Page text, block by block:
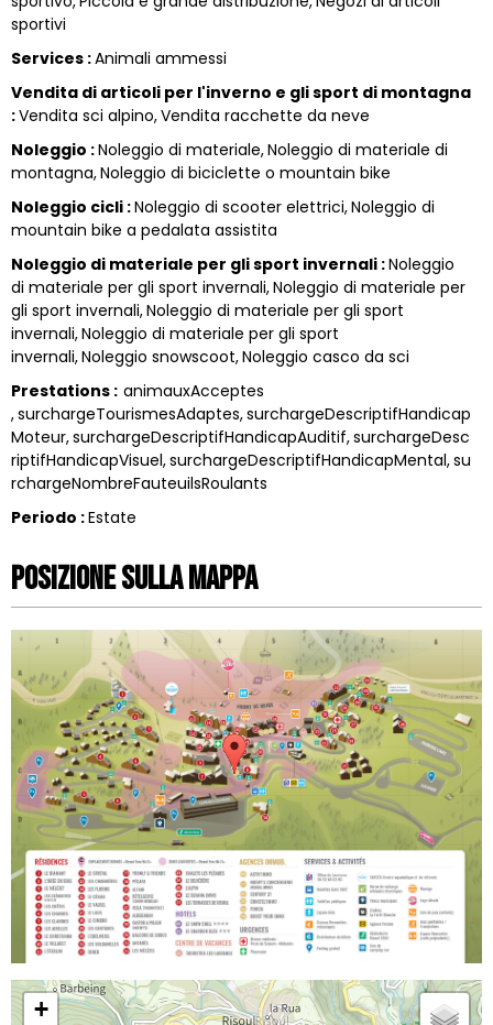
sportivi
Services :Animali ammessi
Vendita di articoli per l'inverno e gli sport di montagna
:Vendita sci alpino Vendita racchette da neve
Noleggio :Noleggio di materiale Noleggio di materiale di
montagna Noleggio di biciclette o mountain bike
Noleggio cicli :Noleggio di scooter elettrici Noleggio di
mountain bike a pedalata assistita
Noleggio di materiale per gli sport invernali :Noleggio
di materiale per gli sport invernali Noleggio di materiale per
gli sport invernali Noleggio di materiale per gli sport
invernali Noleggio di materiale per gli sport
invernali Noleggio snowscoot Noleggio casco da sci
Prestations : animauxAcceptes
surchargeTourismesAdaptes surchargeDescriptifHandicap
Moteur surchargeDescriptifHandicapAuditif surchargeDesc
riptifHandicapVisuel surchargeDescriptifHandicapMental su
rchargeNombreFauteuilsRoulants
Periodo :Estate
Posizione sulla mappa
+